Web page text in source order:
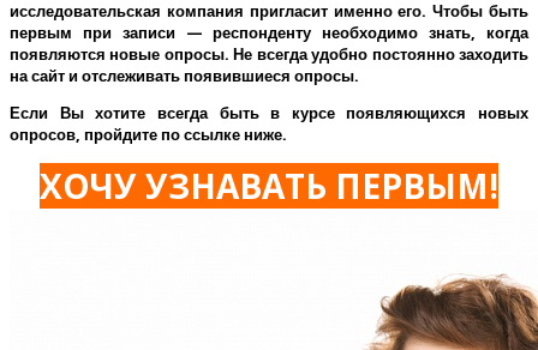
исследовательская компания пригласит именно его.Чтобы быть
первым при записи — респонденту необходимо знать, когда
появляются новые опросы. Не всегда удобно постоянно заходить
на сайт и отслеживать появившиеся опросы.
Если Вы хотите всегда быть в курсе появляющихся новых
опросов, пройдите по ссылке ниже.
ХОЧУ УЗНАВАТЬ ПЕРВЫМ!